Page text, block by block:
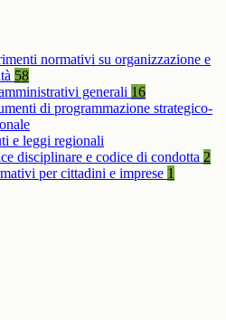
normativi su organizzazione e
58
generali 16
di programmazione strategico-
e leggi regionali
disciplinare e codice di condotta 2
per cittadini e imprese 1